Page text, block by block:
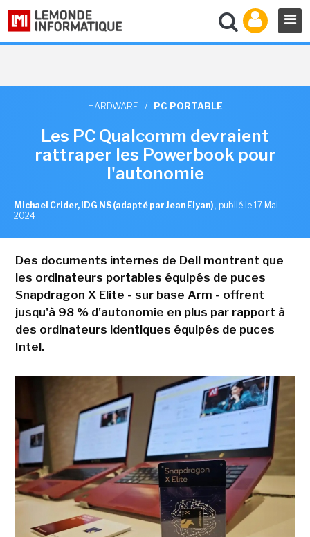
HARDWARE / PC PORTABLE
Les PC Qualcomm devraient
rattraper les Powerbook pour
l'autonomie
Michael Crider, IDG NS (adapté par Jean Elyan) , publié le 17 Mai
2024
Des documents internes de Dell montrent que
les ordinateurs portables équipés de puces
Snapdragon X Elite - sur base Arm - offrent
jusqu'à 98 % d'autonomie en plus par rapport à
des ordinateurs identiques équipés de puces
Intel.